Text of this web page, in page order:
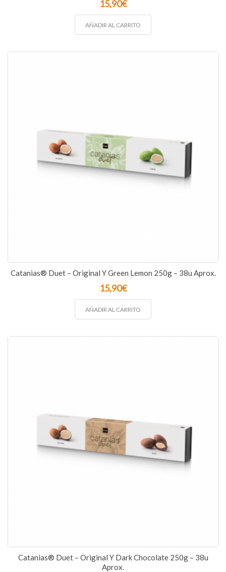
15,90€
AÑADIR AL CARRITO
Catanias® Duet – Original Y Green Lemon 250g – 38u Aprox.
15,90€
AÑADIR AL CARRITO
Catanias® Duet – Original Y Dark Chocolate 250g – 38u
Aprox.